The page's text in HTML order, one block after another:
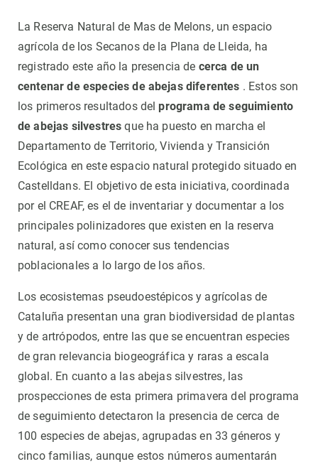
La Reserva Natural de Mas de Melons, un espacio
agrícola de los Secanos de la Plana de Lleida, ha
registrado este año la presencia de cerca de un
centenar de especies de abejas diferentes . Estos son
los primeros resultados delprograma de seguimiento
de abejas silvestres que ha puesto en marcha el
Departamento de Territorio, Vivienda y Transición
Ecológica en este espacio natural protegido situado en
Castelldans. El objetivo de esta iniciativa, coordinada
por el CREAF, es el de inventariar y documentar a los
principales polinizadores que existen en la reserva
natural, así como conocer sus tendencias
poblacionales a lo largo de los años.
Los ecosistemas pseudoestépicos y agrícolas de
Cataluña presentan una gran biodiversidad de plantas
y de artrópodos, entre las que se encuentran especies
de gran relevancia biogeográfica y raras a escala
global. En cuanto a las abejas silvestres, las
prospecciones de esta primera primavera del programa
de seguimiento detectaron la presencia de cerca de
100 especies de abejas, agrupadas en 33 géneros y
cinco familias, aunque estos números aumentarán